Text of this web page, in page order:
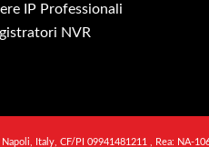
IP Professionali
NVR
Italy, CF/PI 09941481211 , Rea: NA-